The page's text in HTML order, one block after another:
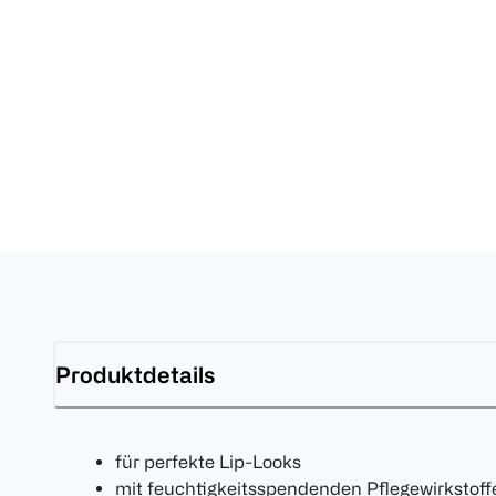
Produktdetails
für perfekte Lip-Looks
mit feuchtigkeitsspendenden